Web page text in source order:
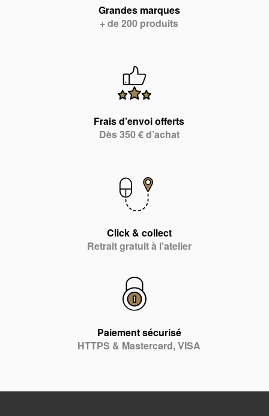
Grandes marques
+ de 200 produits
Frais d’envoi offerts
Dès 350 € d’achat
Click & collect
Retrait gratuit à l’atelier
Paiement sécurisé
HTTPS & Mastercard, VISA